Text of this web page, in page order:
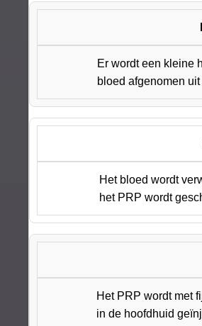
Er wordt een kleine
bloed afgenomen
Het bloed wordt
het PRP wordt
Het PRP wordt met
in de hoofdhuid